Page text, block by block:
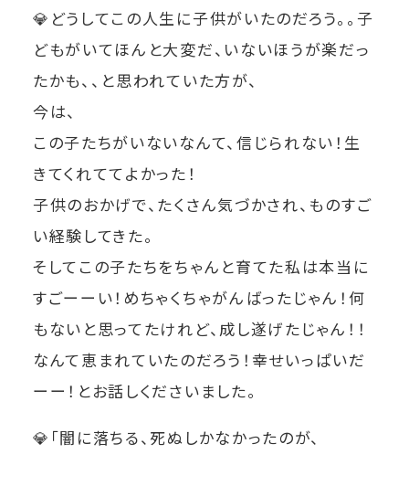
💎どうしてこの人生に子供がいたのだろう。。子
どもがいてほんと大変だ、いないほうが楽だっ
たかも、、と思われていた方が、
今は、
この子たちがいないなんて、信じられない！生
きてくれててよかった！
子供のおかげで、たくさん気づかされ、ものすご
い経験してきた。
そしてこの子たちをちゃんと育てた私は本当に
すごーーい！めちゃくちゃがんばったじゃん！何
もないと思ってたけれど、成し遂げたじゃん！！
なんて恵まれていたのだろう！幸せいっぱいだ
ーー！とお話しくださいました。
💎 「闇に落ちる、死ぬしかなかったのが、